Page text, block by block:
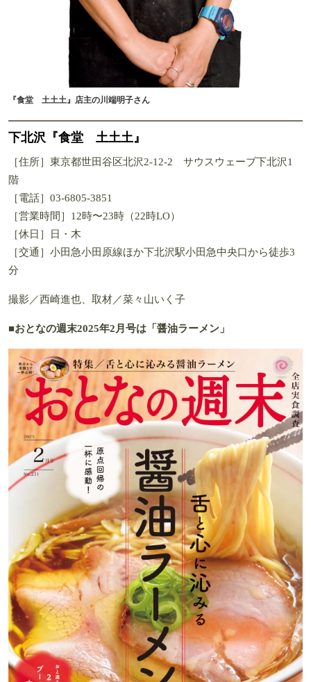
『食堂 土土土』店主の川端明子さん
下北沢『食堂 土土土』
［住所］東京都世田谷区北沢2-12-2 サウスウェーブ下北沢1
階
［電話］03-6805-3851
［営業時間］12時〜23時（22時LO）
［休日］日・木
［交通］小田急小田原線ほか下北沢駅小田急中央口から徒歩3
分
撮影／西崎進也、取材／菜々山いく子
■おとなの週末2025年2月号は「醤油ラーメン」